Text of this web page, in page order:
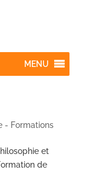
MENU
- Formations
et
de